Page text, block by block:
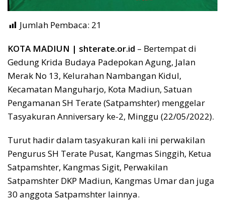
Jumlah Pembaca: 21
KOTA MADIUN | shterate.or.id – Bertempat di
Gedung Krida Budaya Padepokan Agung, Jalan
Merak No 13, Kelurahan Nambangan Kidul,
Kecamatan Manguharjo, Kota Madiun, Satuan
Pengamanan SH Terate (Satpamshter) menggelar
Tasyakuran Anniversary ke-2, Minggu (22/05/2022).
Turut hadir dalam tasyakuran kali ini perwakilan
Pengurus SH Terate Pusat, Kangmas Singgih, Ketua
Satpamshter, Kangmas Sigit, Perwakilan
Satpamshter DKP Madiun, Kangmas Umar dan juga
30 anggota Satpamshter lainnya.